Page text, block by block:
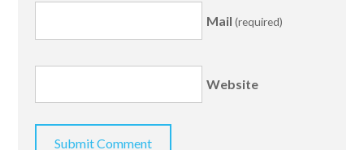
Mail (required)
Website